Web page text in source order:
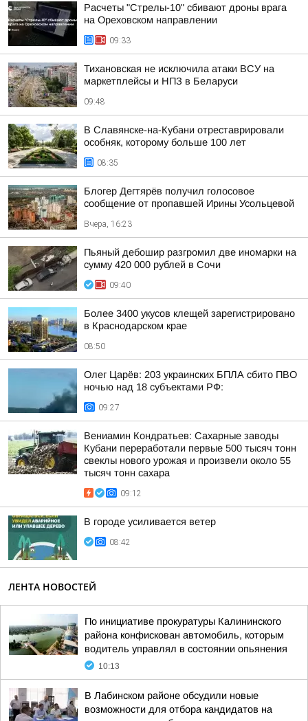
Расчеты "Стрелы-10" сбивают дроны врага
на Ореховском направлении
09:33
Тихановская не исключила атаки ВСУ на
маркетплейсы и НПЗ в Беларуси
09:48
В Славянске-на-Кубани отреставрировали
особняк, которому больше 100 лет
08:35
Блогер Дегтярёв получил голосовое
сообщение от пропавшей Ирины Усольцевой
Вчера, 16:23
Пьяный дебошир разгромил две иномарки на
сумму 420 000 рублей в Сочи
09:40
Более 3400 укусов клещей зарегистрировано
в Краснодарском крае
08:50
Олег Царёв: 203 украинских БПЛА сбито ПВО
ночью над 18 субъектами РФ:
09:27
Вениамин Кондратьев: Сахарные заводы
Кубани переработали первые 500 тысяч тонн
свеклы нового урожая и произвели около 55
тысяч тонн сахара
09:12
В городе усиливается ветер
08:42
ЛЕНТА НОВОСТЕЙ
По инициативе прокуратуры Калининского
района конфискован автомобиль, которым
водитель управлял в состоянии опьянения
10:13
В Лабинском районе обсудили новые
возможности для отбора кандидатов на